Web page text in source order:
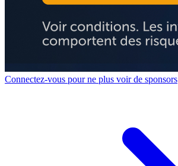
Connectez-vous pour ne plus voir de sponsors